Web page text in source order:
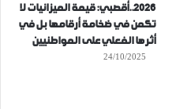
2026..أقصبي: قيمة الميزانيات لا
تكمن في ضخامة أرقامها بل في
أثرها الفعلي على المواطنيين
24/10/2025